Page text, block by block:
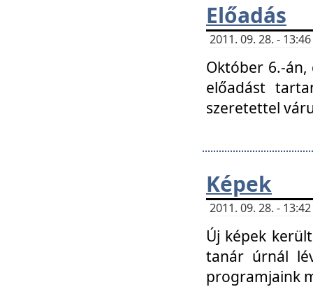
Előadás
2011. 09. 28. -
Október 6.-
előadást
szeretettel
Képek
2011. 09. 28. -
Új képek
tanár úrnál
programjaink